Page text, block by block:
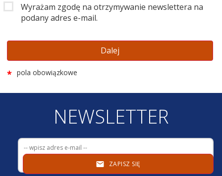
Wyrażam zgodę na otrzymywanie newslettera na
podany adres e-mail.
Dalej
* pola obowiązkowe
NEWSLETTER
ZAPISZ SIĘ